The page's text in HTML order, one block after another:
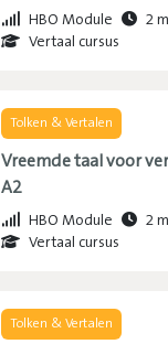
HBO Module
2
Vertaal cursus
Tolken & Vertalen
Vreemde taal voor
A2
HBO Module
2
Vertaal cursus
Tolken & Vertalen